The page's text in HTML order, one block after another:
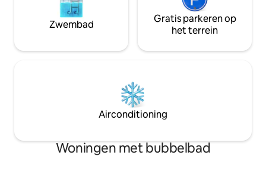
Zwembad
Gratis parkeren op
het terrein
Airconditioning
Woningen met bubbelbad